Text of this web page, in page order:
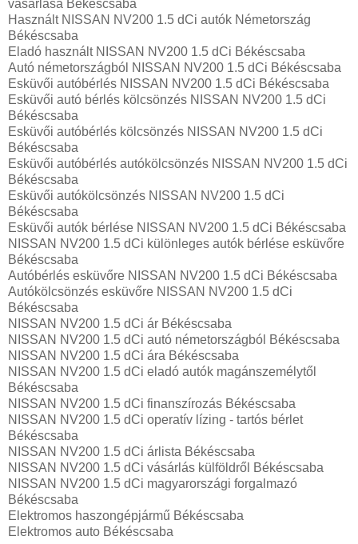
vásárlása Békéscsaba
Használt NISSAN NV200 1.5 dCi autók Németország
Békéscsaba
Eladó használt NISSAN NV200 1.5 dCi Békéscsaba
Autó németországból NISSAN NV200 1.5 dCi Békéscsaba
Esküvői autóbérlés NISSAN NV200 1.5 dCi Békéscsaba
Esküvői autó bérlés kölcsönzés NISSAN NV200 1.5 dCi
Békéscsaba
Esküvői autóbérlés kölcsönzés NISSAN NV200 1.5 dCi
Békéscsaba
Esküvői autóbérlés autókölcsönzés NISSAN NV200 1.5 dCi
Békéscsaba
Esküvői autókölcsönzés NISSAN NV200 1.5 dCi
Békéscsaba
Esküvői autók bérlése NISSAN NV200 1.5 dCi Békéscsaba
NISSAN NV200 1.5 dCi különleges autók bérlése esküvőre
Békéscsaba
Autóbérlés esküvőre NISSAN NV200 1.5 dCi Békéscsaba
Autókölcsönzés esküvőre NISSAN NV200 1.5 dCi
Békéscsaba
NISSAN NV200 1.5 dCi ár Békéscsaba
NISSAN NV200 1.5 dCi autó németországból Békéscsaba
NISSAN NV200 1.5 dCi ára Békéscsaba
NISSAN NV200 1.5 dCi eladó autók magánszemélytől
Békéscsaba
NISSAN NV200 1.5 dCi finanszírozás Békéscsaba
NISSAN NV200 1.5 dCi operatív lízing - tartós bérlet
Békéscsaba
NISSAN NV200 1.5 dCi árlista Békéscsaba
NISSAN NV200 1.5 dCi vásárlás külföldről Békéscsaba
NISSAN NV200 1.5 dCi magyarországi forgalmazó
Békéscsaba
Elektromos haszongépjármű‎ Békéscsaba
Elektromos auto‎ Békéscsaba